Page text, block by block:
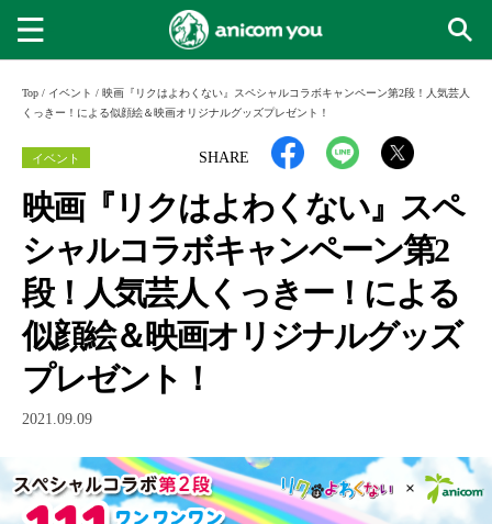
Top / イベント / 映画『リクはよわくない』スペシャルコラボキャンペーン第2段！人気芸人
くっきー！による似顔絵＆映画オリジナルグッズプレゼント！
SHARE
イベント
映画『リクはよわくない』スペ
シャルコラボキャンペーン第2
段！人気芸人くっきー！による
似顔絵＆映画オリジナルグッズ
プレゼント！
2021.09.09